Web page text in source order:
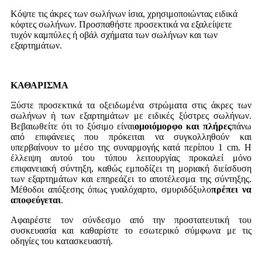
Κόψτε τις άκρες των σωλήνων ίσια, χρησιμοποιώντας ειδικά
κόφτες σωλήνων. Προσπαθήστε προσεκτικά να εξαλείψετε
τυχόν καμπύλες ή οβάλ σχήματα των σωλήνων και των
εξαρτημάτων.
ΚΑΘΑΡΙΣΜΑ
Ξύστε προσεκτικά τα οξειδωμένα στρώματα στις άκρες των
σωλήνων ή των εξαρτημάτων με ειδικές ξύστρες σωλήνων.
Βεβαιωθείτε ότι το ξύσιμο είναιομοιόμορφο και πλήρεςπάνω
από επιφάνειες που πρόκειται να συγκολληθούν και
υπερβαίνουν το μέσο της συναρμογής κατά περίπου 1 cm. Η
έλλειψη αυτού του τύπου λειτουργίας προκαλεί μόνο
επιφανειακή σύντηξη, καθώς εμποδίζει τη μοριακή διείσδυση
των εξαρτημάτων και επηρεάζει το αποτέλεσμα της σύντηξης.
Μέθοδοι απόξεσης όπως γυαλόχαρτο, σμυριδόξυλοπρέπει να
αποφεύγεται.
Αφαιρέστε τον σύνδεσμο από την προστατευτική του
συσκευασία και καθαρίστε το εσωτερικό σύμφωνα με τις
οδηγίες του κατασκευαστή.